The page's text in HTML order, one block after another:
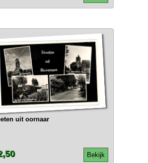
uit oornaar
Bekijk